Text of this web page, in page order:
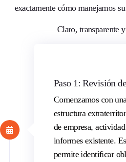
exactamente cómo manejamos
Claro, transparente
Paso 1: Revisión
Comenzamos con
estructura
de empresa,
informes existente.
permiteidentificar